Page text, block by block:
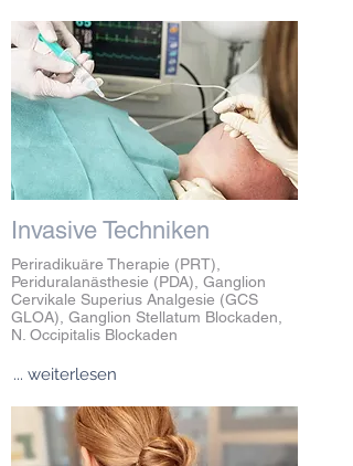
Invasive Techniken
Periradikuäre Therapie (PRT),
Periduralanästhesie (PDA), Ganglion
Cervikale Superius Analgesie (GCS
GLOA), Ganglion Stellatum Blockaden,
N. Occipitalis Blockaden
... weiterlesen